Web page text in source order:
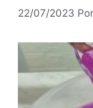
22/07/2023 Por